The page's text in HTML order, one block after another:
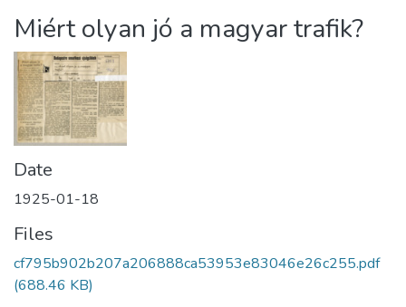
About us
Miért olyan jó a magyar trafik?
Date
1925-01-18
Files
cf795b902b207a206888ca53953e83046e26c255.pdf
(688.46 KB)